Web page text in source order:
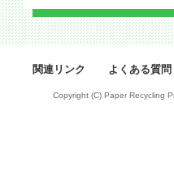
関連リンク よくある質問
Copyright (C) Paper Recycling